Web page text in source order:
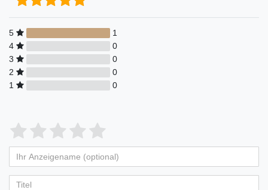
5
1
4
0
3
0
2
0
1
0
Bewertungssterne
von
5
4
von
5
3
von
5
2
von
5
1
von
5
Anzeigename